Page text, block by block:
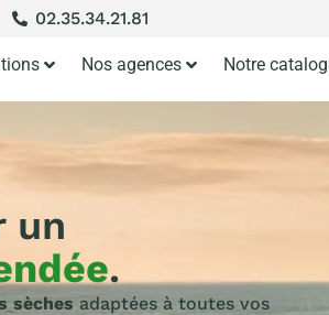
02.35.34.21.81
Nos agences Notre
un
.
sèches adaptées à toutes vos